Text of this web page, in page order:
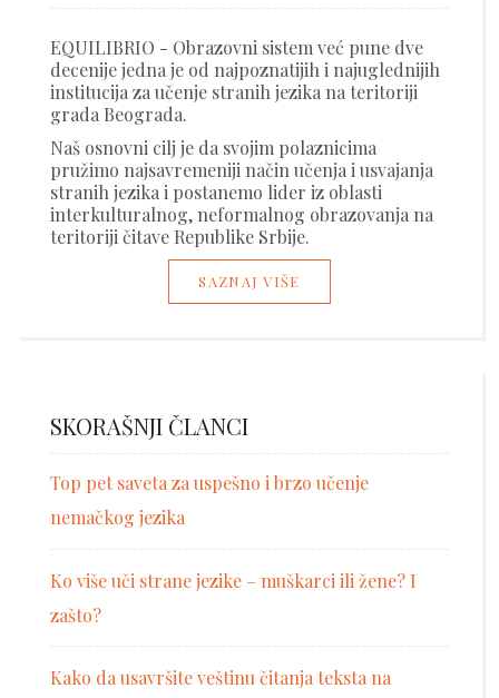
EQUILIBRIO - Obrazovni sistem već pune dve
decenije jedna je od najpoznatijih i najuglednijih
institucija za učenje stranih jezika na teritoriji
grada Beograda.
Naš osnovni cilj je da svojim polaznicima
pružimo najsavremeniji način učenja i usvajanja
stranih jezika i postanemo lider iz oblasti
interkulturalnog, neformalnog obrazovanja na
teritoriji čitave Republike Srbije.
SAZNAJ VIŠE
SKORAŠNJI ČLANCI
Top pet saveta za uspešno i brzo učenje
nemačkog jezika
Ko više uči strane jezike – muškarci ili žene? I
zašto?
Kako da usavršite veštinu čitanja teksta na